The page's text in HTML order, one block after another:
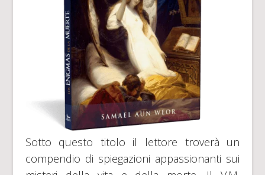
Sotto questo titolo il lettore troverà un
compendio di spiegazioni appassionanti sui